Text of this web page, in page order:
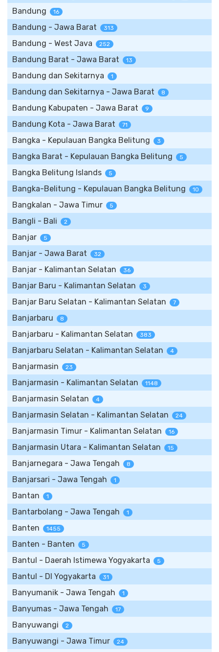
Bandung 16
Bandung - Jawa Barat 313
Bandung - West Java 252
Bandung Barat - Jawa Barat 13
Bandung dan Sekitarnya 1
Bandung dan Sekitarnya - Jawa Barat 8
Bandung Kabupaten - Jawa Barat 9
Bandung Kota - Jawa Barat 71
Bangka - Kepulauan Bangka Belitung 3
Bangka Barat - Kepulauan Bangka Belitung 5
Bangka Belitung Islands 5
Bangka-Belitung - Kepulauan Bangka Belitung 10
Bangkalan - Jawa Timur 5
Bangli - Bali 2
Banjar 5
Banjar - Jawa Barat 32
Banjar - Kalimantan Selatan 36
Banjar Baru - Kalimantan Selatan 3
Banjar Baru Selatan - Kalimantan Selatan 7
Banjarbaru 8
Banjarbaru - Kalimantan Selatan 383
Banjarbaru Selatan - Kalimantan Selatan 4
Banjarmasin 23
Banjarmasin - Kalimantan Selatan 1148
Banjarmasin Selatan 4
Banjarmasin Selatan - Kalimantan Selatan 24
Banjarmasin Timur - Kalimantan Selatan 16
Banjarmasin Utara - Kalimantan Selatan 15
Banjarnegara - Jawa Tengah 8
Banjarsari - Jawa Tengah 1
Bantan 1
Bantarbolang - Jawa Tengah 1
Banten 1455
Banten - Banten 5
Bantul - Daerah Istimewa Yogyakarta 5
Bantul - DI Yogyakarta 31
Banyumanik - Jawa Tengah 1
Banyumas - Jawa Tengah 17
Banyuwangi 2
Banyuwangi - Jawa Timur 24